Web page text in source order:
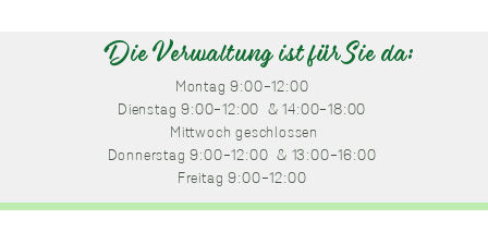
Die Verwaltung ist für Sie da:
Montag 9:00-12:00
Dienstag 9:00-12:00 & 14:00-18:00
Mittwoch geschlossen
Donnerstag 9:00-12:00 & 13:00-16:00
Freitag 9:00-12:00